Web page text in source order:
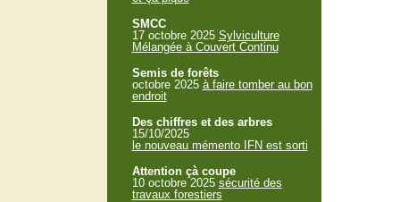
SMCC
17 octobre 2025 Sylviculture
Mélangée à Couvert Continu
Semis de forêts
octobre 2025 à faire tomber au bon
endroit
Des chiffres et des arbres
15/10/2025
le nouveau mémento IFN est sorti
Attention çà coupe
10 octobre 2025 sécurité des
travaux forestiers